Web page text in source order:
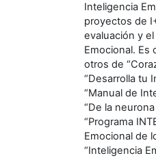
Inteligencia
proyectos de
evaluación y
Emocional. Es
otros de
“Desarrolla tu
“Manual de
“De la
“Programa
Emocional de
“Inteligencia